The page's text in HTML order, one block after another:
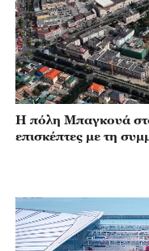
Η πόλη Μπαγκουά στο
επισκέπτες με τη